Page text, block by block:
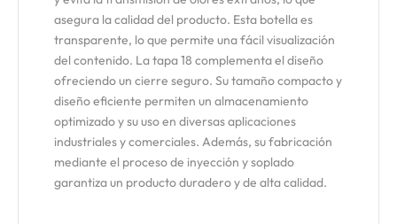
asegura la calidad del producto. Esta botella es
transparente, lo que permite una fácil visualización
del contenido. La tapa 18 complementa el diseño
ofreciendo un cierre seguro. Su tamaño compacto y
diseño eficiente permiten un almacenamiento
optimizado y su uso en diversas aplicaciones
industriales y comerciales. Además, su fabricación
mediante el proceso de inyección y soplado
garantiza un producto duradero y de alta calidad.